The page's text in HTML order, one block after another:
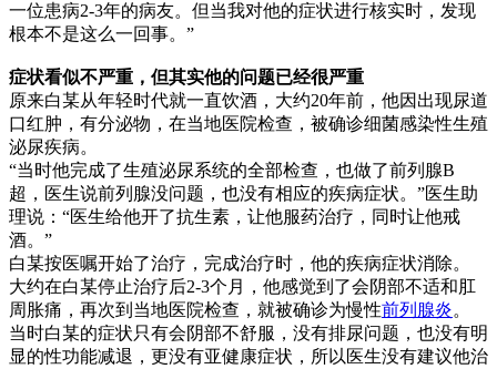
一位患病2-3年的病友。但当我对他的症状进行核实时，发现
根本不是这么一回事。”
症状看似不严重，但其实他的问题已经很严重
原来白某从年轻时代就一直饮酒，大约20年前，他因出现尿道
口红肿，有分泌物，在当地医院检查，被确诊细菌感染性生殖
泌尿疾病。
“当时他完成了生殖泌尿系统的全部检查，也做了前列腺B
超，医生说前列腺没问题，也没有相应的疾病症状。”医生助
理说：“医生给他开了抗生素，让他服药治疗，同时让他戒
酒。”
白某按医嘱开始了治疗，完成治疗时，他的疾病症状消除。
大约在白某停止治疗后2-3个月，他感觉到了会阴部不适和肛
周胀痛，再次到当地医院检查，就被确诊为慢性前列腺炎。
当时白某的症状只有会阴部不舒服，没有排尿问题，也没有明
显的性功能减退，更没有亚健康症状，所以医生没有建议他治